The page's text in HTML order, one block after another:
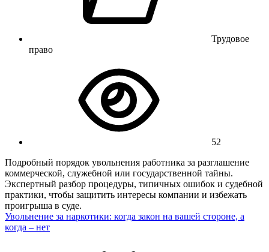
Трудовое
право
52
Подробный порядок увольнения работника за разглашение
коммерческой, служебной или государственной тайны.
Экспертный разбор процедуры, типичных ошибок и судебной
практики, чтобы защитить интересы компании и избежать
проигрыша в суде.
Увольнение за наркотики: когда закон на вашей стороне, а
когда – нет